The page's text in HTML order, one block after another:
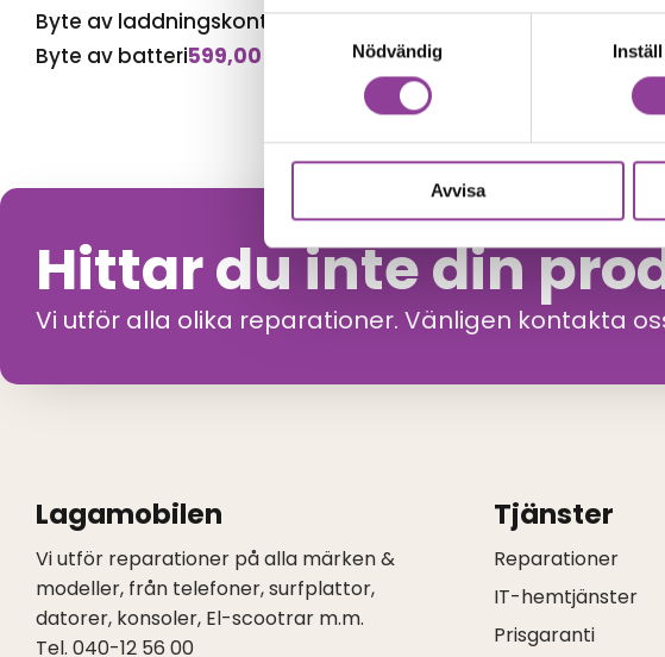
Samtyckesval
Nödvändig
Avvisa
Byte av laddningskontakt699,00kr
Byte av batteri599,00
Hittar du inte din
Vi utför alla olika reparationer. Vänligen kontakta
Lagamobilen
Vi utför reparationer på alla märken &
modeller, från telefoner, surfplattor,
datorer, konsoler, El-scootrar m.m.
Tel. 040-12 56 00
Tjänster
Reparationer
IT-hemtjänster
Prisgaranti